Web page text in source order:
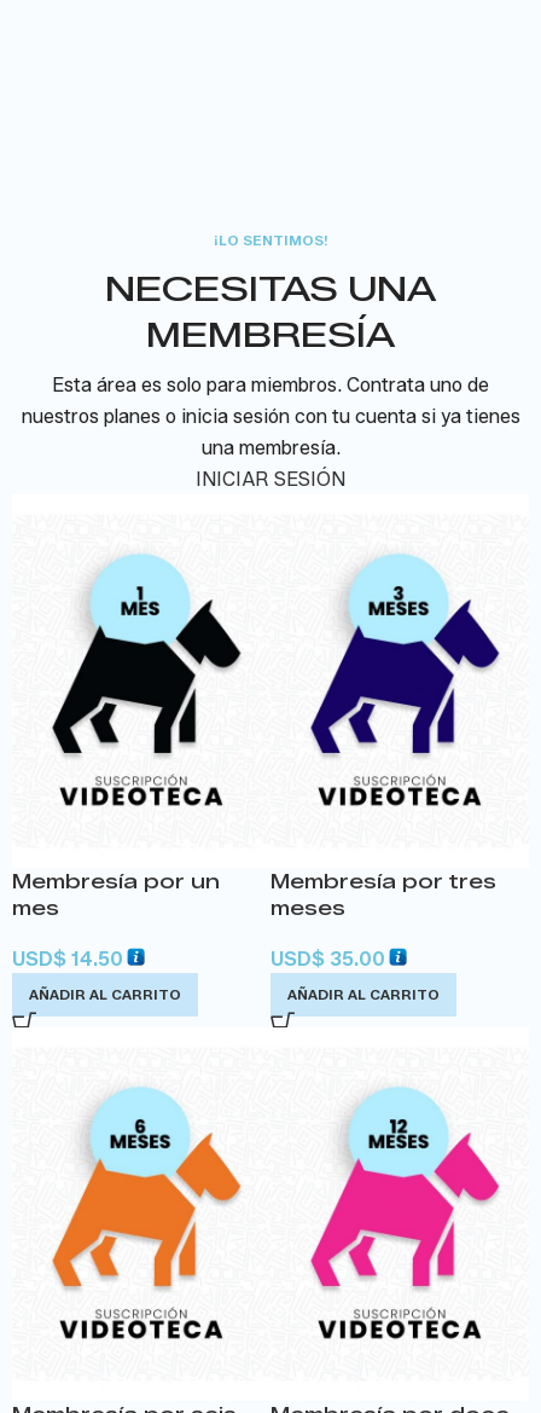
¡LO SENTIMOS!
NECESITAS UNA
MEMBRESÍA
Esta área es solo para miembros. Contrata uno de
nuestros planes o inicia sesión con tu cuenta si ya tienes
una membresía.
INICIAR SESIÓN
Membresía por un
mes
USD$ 14.50
AÑADIR AL CARRITO
Membresía por tres
meses
USD$ 35.00
AÑADIR AL CARRITO